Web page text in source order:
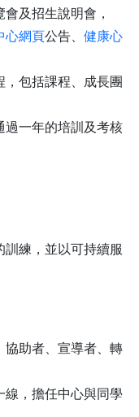
及招生說明會，
心網頁公告、 健康心
包括課程、成長團
過一年的培訓及考核
練，並以可持續服
協助者、宣導者、轉
線，擔任中心與同學